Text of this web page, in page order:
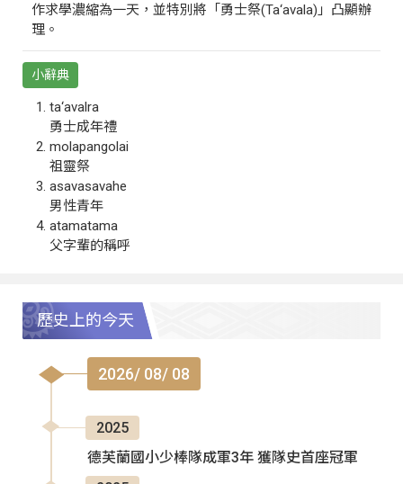
作求學濃縮為一天，並特別將「勇士祭(Ta‘avala)」凸顯辦
理。
小辭典
ta‘avalra
勇士成年禮
molapangolai
祖靈祭
asavasavahe
男性青年
atamatama
父字輩的稱呼
歷史上的今天
2026/ 08/ 08
2025
德芙蘭國小少棒隊成軍3年 獲隊史首座冠軍